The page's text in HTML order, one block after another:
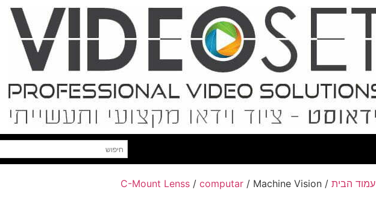
עמוד הבית /
C-Mount Lenss / computar / Machine Vision